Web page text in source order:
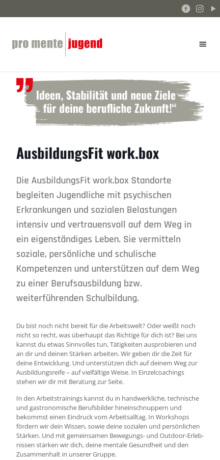
AusbildungsFit work.box
Die AusbildungsFit work.box Standorte
begleiten Jugendliche mit psychischen
Erkrankungen und sozialen Belastungen
intensiv und vertrauensvoll auf dem Weg in
ein eigen­stän­diges Leben. Sie vermitteln
soziale, persönliche und schulische
Kompetenzen und unterstützen auf dem Weg
zu einer Berufsausbildung bzw.
weiterführenden Schul­bildung.
Du bist noch nicht bereit für die Arbeitswelt? Oder weißt noch
nicht so recht, was überhaupt das Rich­tige für dich ist? Bei uns
kannst du etwas Sinnvolles tun, Tätigkeiten ausprobieren und
an dir und deinen Stärken arbeiten. Wir geben dir die Zeit für
deine Ent­wicklung. Und unterstützen dich auf deinem Weg zur
Ausbildungsreife – auf vielfältige Weise. In Ein­zelcoachings
stehen wir dir mit Beratung zur Seite.
In den Arbeitstrainings kannst du in hand­werk­liche, technische
und gastronomische Berufs­bilder hinein­schnuppern und
bekommst einen Ein­druck vom Ar­beitsalltag. In Workshops
fördern wir dein Wissen, sowie deine sozialen und persön­lichen
Stärken. Und mit gemeinsamen Bewegungs- und Outdoor-Erleb­
nissen stärken wir dich, deine mentale Gesundheit und den
Zusammenhalt in unserer Gruppe.